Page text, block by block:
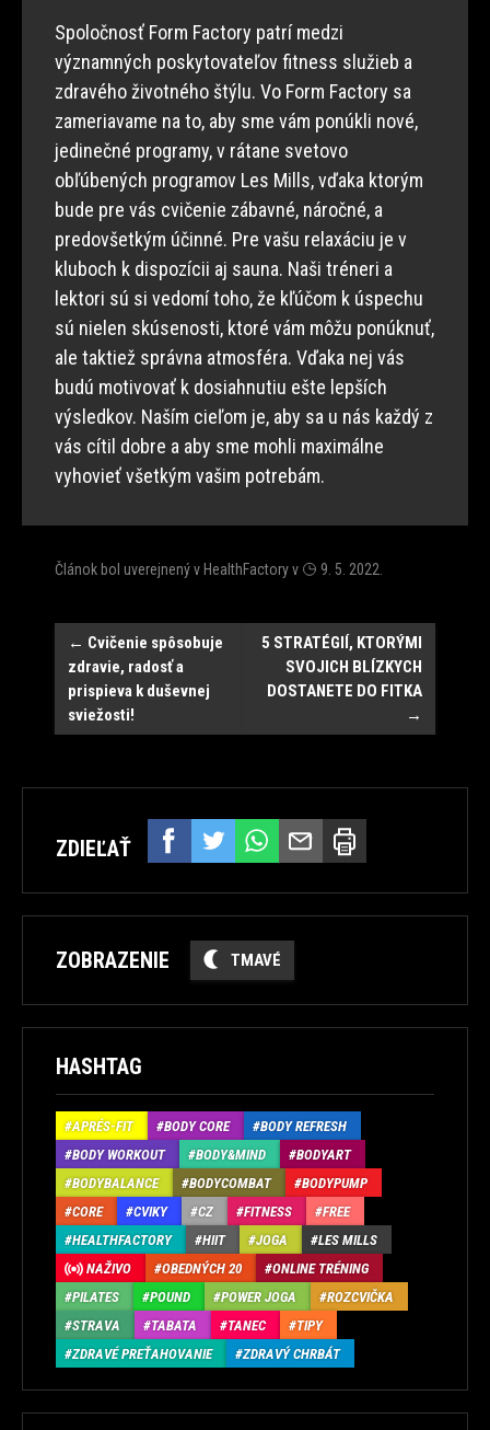
Spoločnosť Form Factory patrí medzi
významných poskytovateľov fitness služieb a
zdravého životného štýlu. Vo Form Factory sa
zameriavame na to, aby sme vám ponúkli nové,
jedinečné programy, v rátane svetovo
obľúbených programov Les Mills, vďaka ktorým
bude pre vás cvičenie zábavné, náročné, a
predovšetkým účinné. Pre vašu relaxáciu je v
kluboch k dispozícii aj sauna. Naši tréneri a
lektori sú si vedomí toho, že kľúčom k úspechu
sú nielen skúsenosti, ktoré vám môžu ponúknuť,
ale taktiež správna atmosféra. Vďaka nej vás
budú motivovať k dosiahnutiu ešte lepších
výsledkov. Naším cieľom je, aby sa u nás každý z
vás cítil dobre a aby sme mohli maximálne
vyhovieť všetkým vašim potrebám.
Článok bol uverejnený v HealthFactoryv 9. 5. 2022
Post
navigation
← Cvičenie spôsobuje
zdravie, radosť a
prispieva k duševnej
sviežosti!
5 STRATÉGIÍ, KTORÝMI
SVOJICH BLÍZKYCH
DOSTANETE DO FITKA
→
ZDIEĽAŤ
ZOBRAZENIE TMAVÉ
HASHTAG
APRÉS-FIT BODY CORE
BODY REFRESH
BODY WORKOUT
BODY&MIND
BODYART
BODYBALANCE
BODYCOMBAT
BODYPUMP
CORE
CVIKY CZ FITNESS
FREE
HEALTHFACTORY
HIIT JOGA
LES MILLS
NAŽIVO
OBEDNÝCH 20
ONLINE TRÉNING
PILATES
POUND POWER JOGA
ROZCVIČKA
STRAVA
TABATA TANEC
TIPY
ZDRAVÉ PREŤAHOVANIE
ZDRAVÝ CHRBÁT